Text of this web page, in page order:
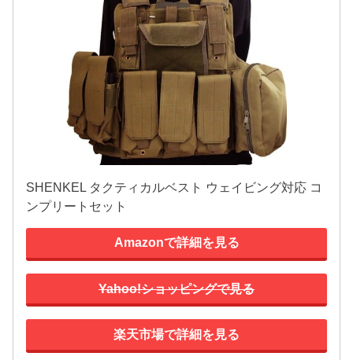
SHENKEL タクティカルベスト ウェイビング対応 コ
ンプリートセット
Amazonで詳細を見る
Yahoo!ショッピングで見る
楽天市場で詳細を見る